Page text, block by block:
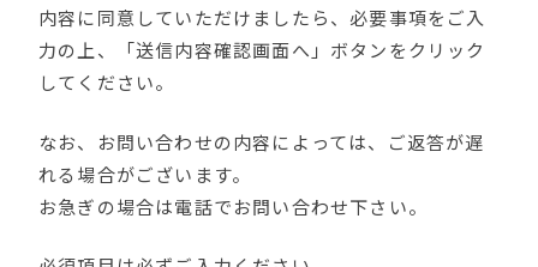
内容に同意していただけましたら、必要事項をご入
力の上、「送信内容確認画面へ」ボタンをクリック
してください。
なお、お問い合わせの内容によっては、ご返答が遅
れる場合がございます。
お急ぎの場合は電話でお問い合わせ下さい。